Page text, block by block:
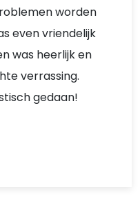
worden
even vriendelijk
was heerlijk en
verrassing.
gedaan!